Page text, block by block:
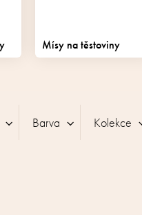
Mísy na těstoviny
Barva Kolekce